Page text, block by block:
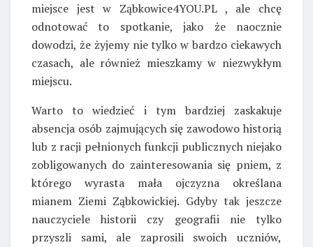
miejsce jest w Ząbkowice4YOU.PL , ale chcę
odnotować to spotkanie, jako że naocznie
dowodzi, że żyjemy nie tylko w bardzo ciekawych
czasach, ale również mieszkamy w niezwykłym
miejscu.
Warto to wiedzieć i tym bardziej zaskakuje
absencja osób zajmujących się zawodowo historią
lub z racji pełnionych funkcji publicznych niejako
zobligowanych do zainteresowania się pniem, z
którego wyrasta mała ojczyzna określana
mianem Ziemi Ząbkowickiej. Gdyby tak jeszcze
nauczyciele historii czy geografii nie tylko
przyszli sami, ale zaprosili swoich uczniów,